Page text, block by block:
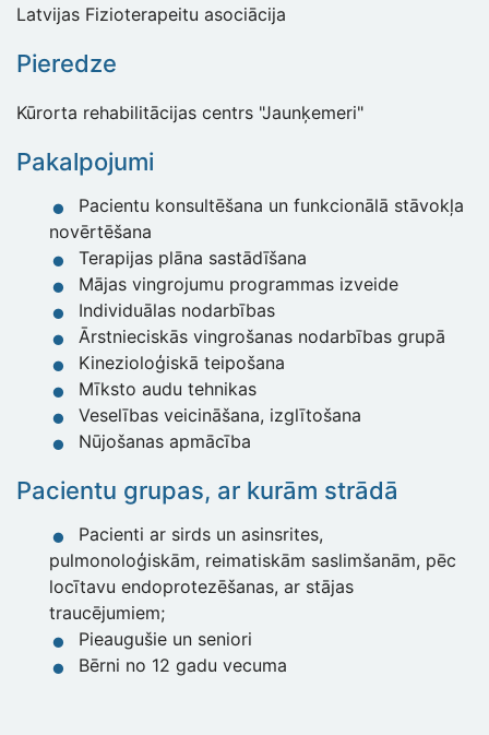
Latvijas Fizioterapeitu asociācija
Pieredze
Kūrorta rehabilitācijas centrs "Jaunķemeri"
Pakalpojumi
Pacientu konsultēšana un funkcionālā stāvokļa
novērtēšana
Terapijas plāna sastādīšana
Mājas vingrojumu programmas izveide
Individuālas nodarbības
Ārstnieciskās vingrošanas nodarbības grupā
Kinezioloģiskā teipošana
Mīksto audu tehnikas
Veselības veicināšana, izglītošana
Nūjošanas apmācība
Pacientu grupas, ar kurām strādā
Pacienti ar sirds un asinsrites,
pulmonoloģiskām, reimatiskām saslimšanām, pēc
locītavu endoprotezēšanas, ar stājas
traucējumiem;
Pieaugušie un seniori
Bērni no 12 gadu vecuma